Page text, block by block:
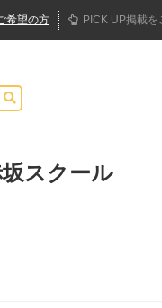
希望の方 PICK UP掲載を
スクール